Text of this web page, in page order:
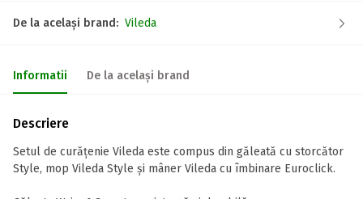
De la același brand: Vileda
Informatii De la același brand
Descriere
Setul de curățenie Vileda este compus din găleată cu storcător
Style, mop Vileda Style și mâner Vileda cu îmbinare Euroclick.